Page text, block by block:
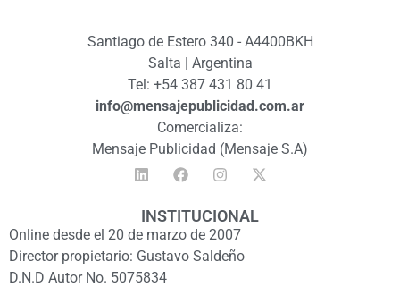
Santiago de Estero 340 - A4400BKH
Salta | Argentina
Tel: +54 387 431 80 41
info@mensajepublicidad.com.ar
Comercializa:
Mensaje Publicidad (Mensaje S.A)
INSTITUCIONAL
Online desde el 20 de marzo de 2007
Director propietario: Gustavo Saldeño
D.N.D Autor No. 5075834